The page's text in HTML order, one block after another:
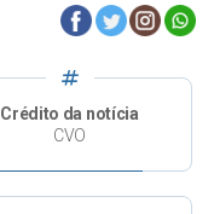
tag
Crédito da notícia
CVO